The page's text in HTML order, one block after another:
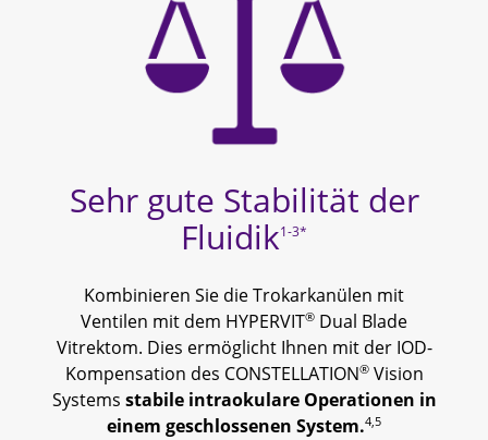
Sehr gute Stabilität der
Fluidik1-3*
Kombinieren Sie die Trokarkanülen mit
Ventilen mit dem HYPERVIT® Dual Blade
Vitrektom. Dies ermöglicht Ihnen mit der IOD-
Kompensation des CONSTELLATION®Vision
Systems stabile intraokulare Operationen in
einem geschlossenen System.4,5